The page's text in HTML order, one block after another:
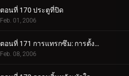
ตอนที่ 170 ประตูที่ปิด
Feb. 01, 2006
ตอนที่ 171 การแทรกซึม: การตั้งค่า!
Feb. 08, 2006